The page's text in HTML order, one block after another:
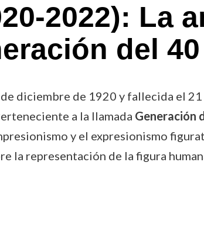
2022): La
del 40
diciembre de 1920 y fallecida el
a la llamada Generación
y el expresionismo
la representación de la figura